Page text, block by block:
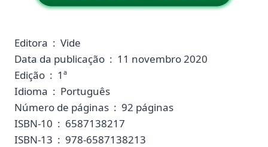
Editora ‏ : ‎ Vide
Data da publicação ‏ : ‎ 11 novembro 2020
Edição ‏ : ‎ 1ª
Idioma ‏ : ‎ Português
Número de páginas ‏ : ‎ 92 páginas
ISBN-10 ‏ : ‎ 6587138217
ISBN-13 ‏ : ‎ 978-6587138213